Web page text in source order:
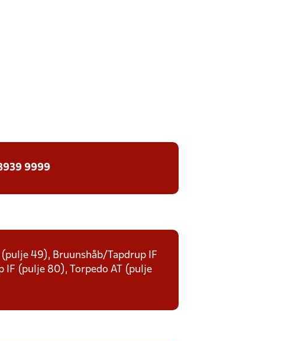
9999
49), Bruunshåb/Tapdrup IF
IF (pulje 80), Torpedo AT (pulje